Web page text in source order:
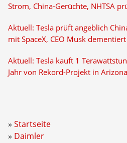
Strom, China-Gerüchte, NHTSA
Aktuell: Tesla prüft angeblich
mit SpaceX, CEO Musk dementiert
Aktuell: Tesla kauft 1
Jahr von Rekord-Projekt in Arizona
Startseite
Daimler